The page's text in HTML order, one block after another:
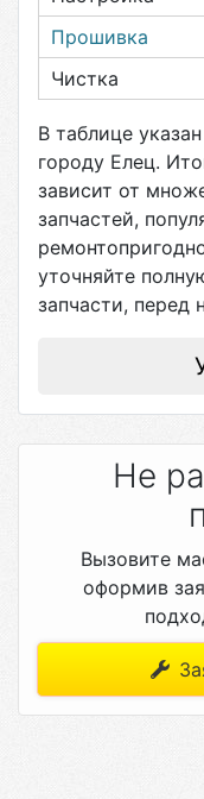
Прошивка
Чистка
В таблице
городу Елец.
зависит от
запчастей,
уточняйте
запчасти, перед
Не
Вызовите
оформив